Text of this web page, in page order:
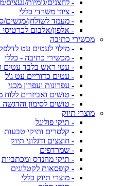
- לחצנים/גומיות/
- ציוד משרדי כללי
- מעמד לשולחן/
- אלפון/אלבום לכרטיסי
מכשירי כתיבה
- מילוי לעטים עט
- מכשירי כתיבה - כללי
- עטי ראש בלבד עטים
- עטים כדוריים עט ג'ל
- עפרונות ועפרון מכני
- טושים ואביזרים ללוח
- טושים לסימון
מוצרי תיוק
- תיקי פוליגל
- קלסרים ותיקי טבעות
- חוצצים ודגלוני תיוק
- שמרדפים
- תיקי מהנדס ומכתביות
- קופסאות לקטלוגים
- מוצרי תיוק כללי